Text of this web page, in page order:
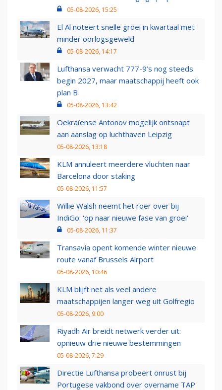
05-08-2026, 15:25
El Al noteert snelle groei in kwartaal met
minder oorlogsgeweld
05-08-2026, 14:17
Lufthansa verwacht 777-9’s nog steeds
begin 2027, maar maatschappij heeft ook
plan B
05-08-2026, 13:42
Oekraïense Antonov mogelijk ontsnapt
aan aanslag op luchthaven Leipzig
05-08-2026, 13:18
KLM annuleert meerdere vluchten naar
Barcelona door staking
05-08-2026, 11:57
Willie Walsh neemt het roer over bij
IndiGo: 'op naar nieuwe fase van groei'
05-08-2026, 11:37
Transavia opent komende winter nieuwe
route vanaf Brussels Airport
05-08-2026, 10:46
KLM blijft net als veel andere
maatschappijen langer weg uit Golfregio
05-08-2026, 9:00
Riyadh Air breidt netwerk verder uit:
opnieuw drie nieuwe bestemmingen
05-08-2026, 7:29
Directie Lufthansa probeert onrust bij
Portugese vakbond over overname TAP